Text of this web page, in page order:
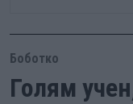
Боботко
Голям